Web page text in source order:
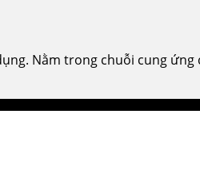
Nằm trong chuỗi cung